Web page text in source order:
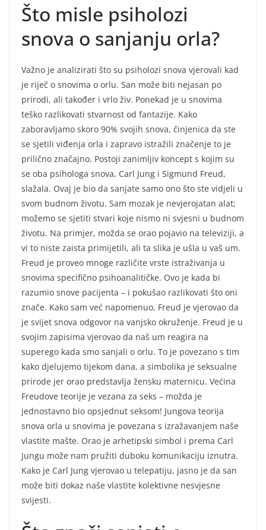
Što misle psiholozi
snova o sanjanju orla?
Važno je analizirati što su psiholozi snova vjerovali kad
je riječ o snovima o orlu. San može biti nejasan po
prirodi, ali također i vrlo živ. Ponekad je u snovima
teško razlikovati stvarnost od fantazije. Kako
zaboravljamo skoro 90% svojih snova, činjenica da ste
se sjetili viđenja orla i zapravo istražili značenje to je
prilično značajno. Postoji zanimljiv koncept s kojim su
se oba psihologa snova, Carl Jung i Sigmund Freud,
slažala. Ovaj je bio da sanjate samo ono što ste vidjeli u
svom budnom životu. Sam mozak je nevjerojatan alat;
možemo se sjetiti stvari koje nismo ni svjesni u budnom
životu. Na primjer, možda se orao pojavio na televiziji, a
vi to niste zaista primijetili, ali ta slika je ušla u vaš um.
Freud je proveo mnoge različite vrste istraživanja u
snovima specifično psihoanalitičke. Ovo je kada bi
razumio snove pacijenta – i pokušao razlikovati što oni
znače. Kako sam već napomenuo, Freud je vjerovao da
je svijet snova odgovor na vanjsko okruženje. Freud je u
svojim zapisima vjerovao da naš um reagira na
superego kada smo sanjali o orlu. To je povezano s tim
kako djelujemo tijekom dana, a simbolika je seksualne
prirode jer orao predstavlja žensku maternicu. Većina
Freudove teorije je vezana za seks – možda je
jednostavno bio opsjednut seksom! Jungova teorija
snova orla u snovima je povezana s izražavanjem naše
vlastite mašte. Orao je arhetipski simbol i prema Carl
Jungu može nam pružiti duboku komunikaciju iznutra.
Kako je Carl Jung vjerovao u telepatiju, jasno je da san
može biti dokaz naše vlastite kolektivne nesvjesne
svijesti.